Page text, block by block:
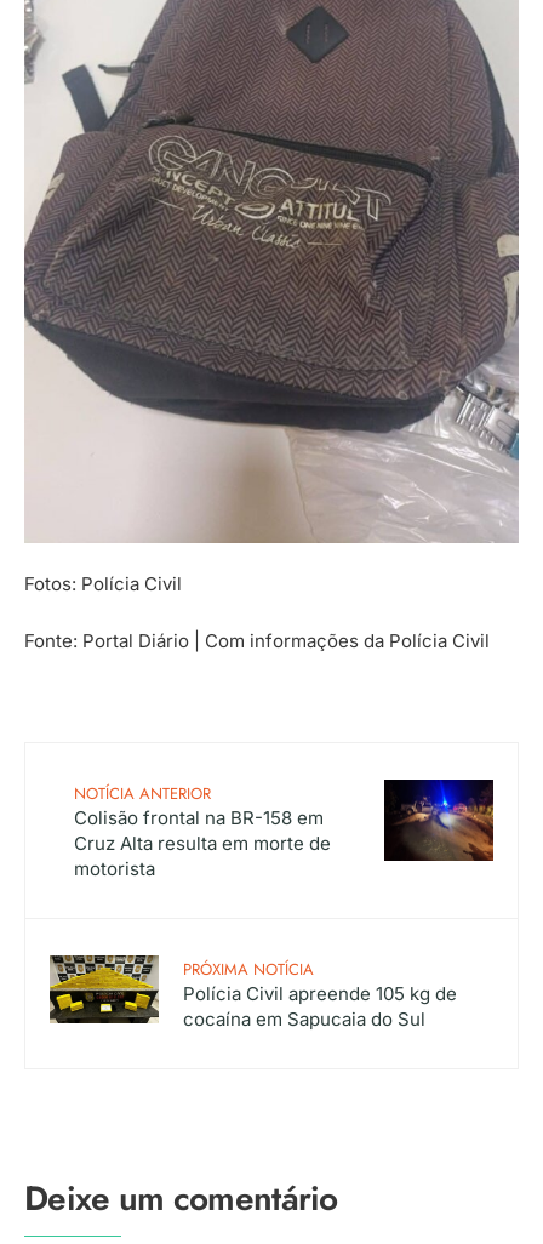
Fotos: Polícia Civil
Fonte: Portal Diário | Com informações da Polícia Civil
NOTÍCIA ANTERIOR
Colisão frontal na BR-158 em
Cruz Alta resulta em morte de
motorista
PRÓXIMA NOTÍCIA
Polícia Civil apreende 105 kg de
cocaína em Sapucaia do Sul
Deixe um comentário